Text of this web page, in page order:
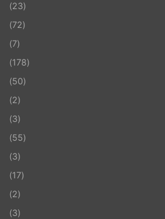
(23)
(72)
(7)
(178)
(50)
(2)
(3)
(55)
(3)
(17)
(2)
(3)